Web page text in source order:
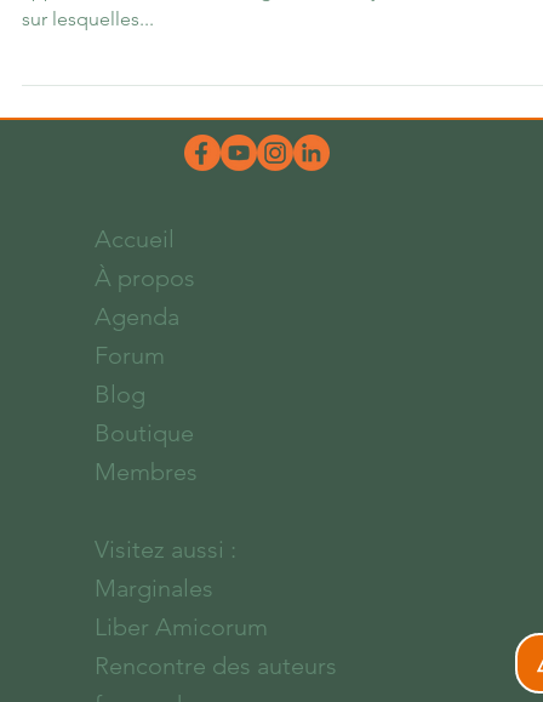
Actualité
apparence des visions divergentes de la justice et des
Accueil
À propos
Agenda
Blog
Boutique
Membres
Visitez aussi :